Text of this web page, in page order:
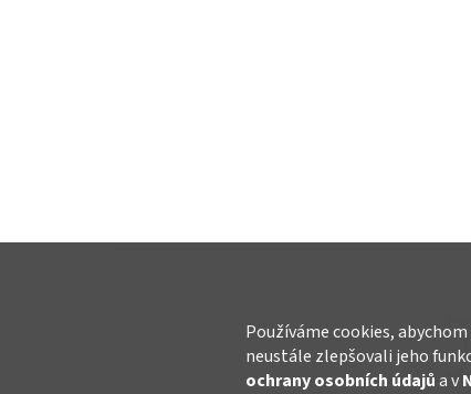
Používáme cookies,
neustále zlepšovali jeho
ochrany osobních údajůa v